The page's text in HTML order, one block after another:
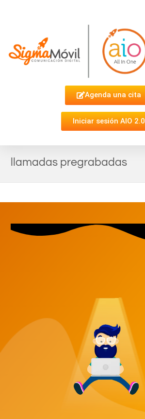
Agenda una cita
Iniciar sesión AIO 2.0
llamadas pregrabadas